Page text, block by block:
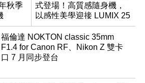
秋季
式登場！高質感隨身機，
以感性美學迎接 LUMIX 25
週年
福倫達 NOKTON classic 35mm
F1.4 for Canon RF、Nikon Z 雙卡
口 7 月同步登台